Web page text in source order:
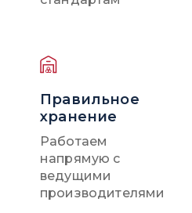
Правильное
хранение
Работаем
напрямую с
ведущими
производителями